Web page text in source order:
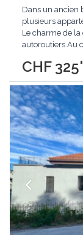
CHF
Dans un ancien
plusieurs
Le charme de la
autoroutiers.Au
harmonie dans
superbe vue sur